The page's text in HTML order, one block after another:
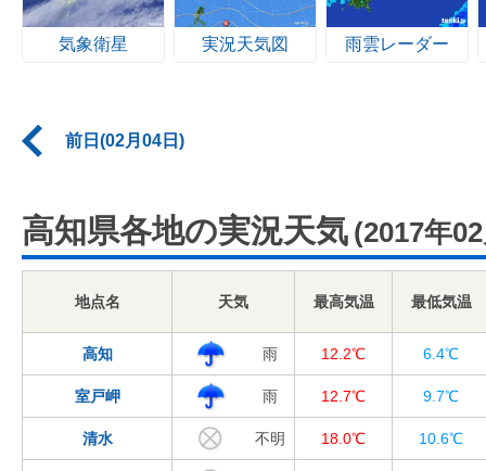
気象衛星 実況天気図 雨雲レーダー
前日(02月04日)
高知県各地の実況天気 (2017年
地点名 天気 最高気温 最低気温
高知 雨 12.2℃ 6.4℃
室戸岬 雨 12.7℃ 9.7℃
清水 不明 18.0℃ 10.6℃